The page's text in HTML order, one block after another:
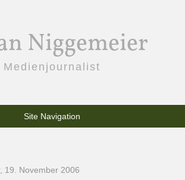
Niggemeier
Medienjournalist
Site Navigation
, 19. November 2006